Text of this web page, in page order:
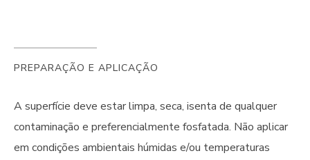
PREPARAÇÃO E APLICAÇÃO
A superfície deve estar limpa, seca, isenta de qualquer
contaminação e preferencialmente fosfatada. Não aplicar
em condições ambientais húmidas e/ou temperaturas